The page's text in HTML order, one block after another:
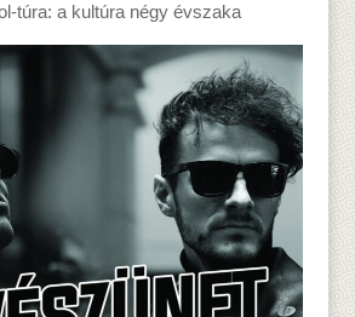
túra: a kultúra négy évszaka